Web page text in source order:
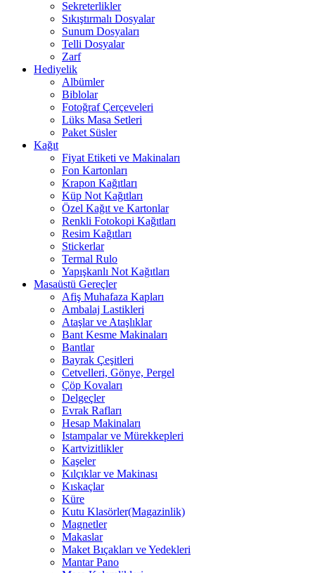
Sekreterlikler
Sıkıştırmalı Dosyalar
Sunum Dosyaları
Telli Dosyalar
Zarf
Hediyelik
Albümler
Biblolar
Fotoğraf Çerçeveleri
Lüks Masa Setleri
Paket Süsler
Kağıt
Fiyat Etiketi ve Makinaları
Fon Kartonları
Krapon Kağıtları
Küp Not Kağıtları
Özel Kağıt ve Kartonlar
Renkli Fotokopi Kağıtları
Resim Kağıtları
Stickerlar
Termal Rulo
Yapışkanlı Not Kağıtları
Masaüstü Gereçler
Afiş Muhafaza Kapları
Ambalaj Lastikleri
Ataşlar ve Ataşlıklar
Bant Kesme Makinaları
Bantlar
Bayrak Çeşitleri
Cetvelleri, Gönye, Pergel
Çöp Kovaları
Delgeçler
Evrak Rafları
Hesap Makinaları
Istampalar ve Mürekkepleri
Kartvizitlikler
Kaşeler
Kılçıklar ve Makinası
Kıskaçlar
Küre
Kutu Klasörler(Magazinlik)
Magnetler
Makaslar
Maket Bıçakları ve Yedekleri
Mantar Pano